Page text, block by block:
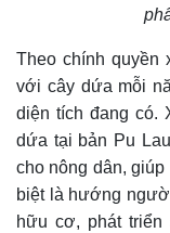
Theo chính quyền
với cây dứa mỗi
diện tích đang có.
dứa tại bản Pu
cho nông dân,
biệt là hướng
hữu cơ, phát triển